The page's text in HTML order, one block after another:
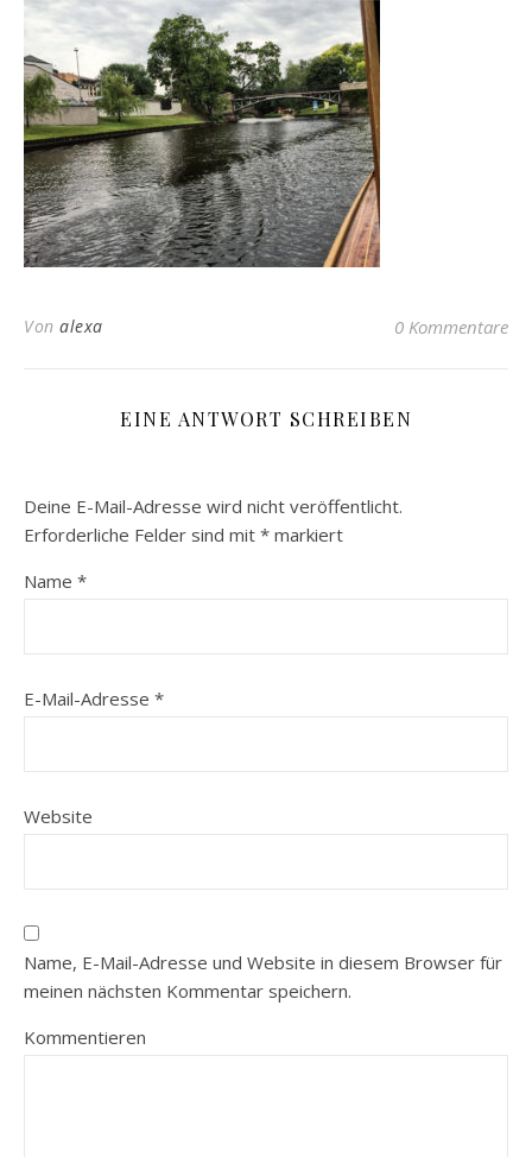
Von alexa 0 Kommentare
EINE ANTWORT SCHREIBEN
Deine E-Mail-Adresse wird nicht veröffentlicht.
Erforderliche Felder sind mit * markiert
Name *
E-Mail-Adresse *
Website
Name, E-Mail-Adresse und Website in diesem Browser für
meinen nächsten Kommentar speichern.
Kommentieren